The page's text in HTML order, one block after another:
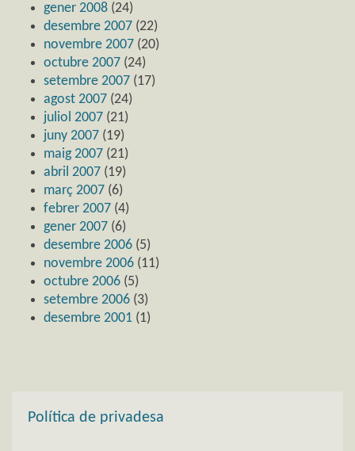
gener 2008 (24)
desembre 2007 (22)
novembre 2007 (20)
octubre 2007 (24)
setembre 2007 (17)
agost 2007 (24)
juliol 2007 (21)
juny 2007 (19)
maig 2007 (21)
abril 2007 (19)
març 2007 (6)
febrer 2007 (4)
gener 2007 (6)
desembre 2006 (5)
novembre 2006 (11)
octubre 2006 (5)
setembre 2006 (3)
desembre 2001 (1)
Política de privadesa